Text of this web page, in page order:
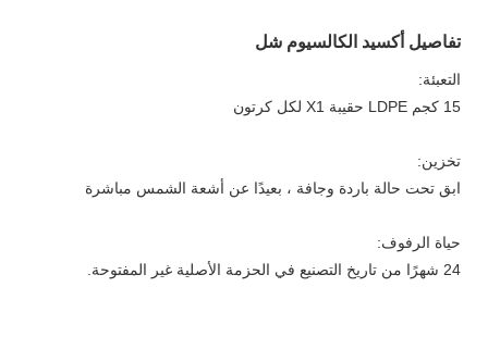
تفاصيل أكسيد الكالسيوم شل
التعبئة:
15 كجم LDPE حقيبة X1 لكل كرتون
تخزين:
ابق تحت حالة باردة وجافة ، بعيدًا عن أشعة الشمس مباشرة
حياة الرفوف:
24 شهرًا من تاريخ التصنيع في الحزمة الأصلية غير المفتوحة.